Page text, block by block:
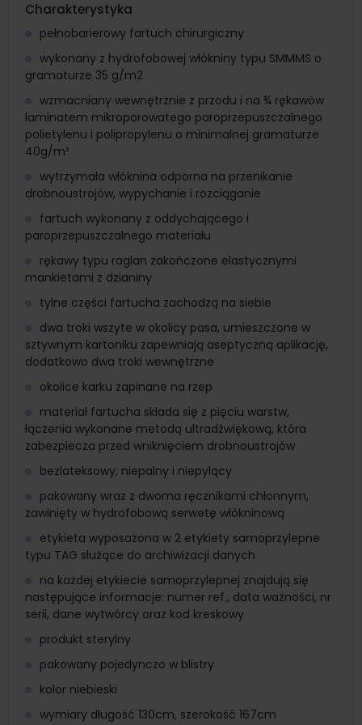
Charakterystyka
pełnobarierowy fartuch chirurgiczny
wykonany z hydrofobowej włókniny typu SMMMS o
gramaturze 35 g/m2
wzmacniany wewnętrznie z przodu i na ¾ rękawów
laminatem mikroporowatego paroprzepuszczalnego
polietylenu i polipropylenu o minimalnej gramaturze
40g/m²
wytrzymała włóknina odporna na przenikanie
drobnoustrojów, wypychanie i rozciąganie
fartuch wykonany z oddychającego i
paroprzepuszczalnego materiału
rękawy typu raglan zakończone elastycznymi
mankietami z dzianiny
tylne części fartucha zachodzą na siebie
dwa troki wszyte w okolicy pasa, umieszczone w
sztywnym kartoniku zapewniają aseptyczną aplikację,
dodatkowo dwa troki wewnętrzne
okolice karku zapinane na rzep
materiał fartucha składa się z pięciu warstw,
łączenia wykonane metodą ultradźwiękową, która
zabezpiecza przed wniknięciem drobnoustrojów
bezlateksowy, niepalny i niepylący
pakowany wraz z dwoma ręcznikami chłonnym,
zawinięty w hydrofobową serwetę włókninową
etykieta wyposażona w 2 etykiety samoprzylepne
typu TAG służące do archiwizacji danych
na każdej etykiecie samoprzylepnej znajdują się
następujące informacje: numer ref., data ważności, nr
serii, dane wytwórcy oraz kod kreskowy
produkt sterylny
pakowany pojedynczo w blistry
kolor niebieski
wymiary długość 130cm, szerokość 167cm